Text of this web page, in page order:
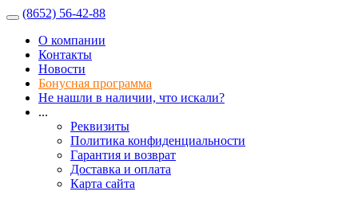
(8652) 56-42-88
О компании
Контакты
Новости
Бонусная программа
Не нашли в наличии, что искали?
...
Реквизиты
Политика конфиденциальности
Гарантия и возврат
Доставка и оплата
Карта сайта